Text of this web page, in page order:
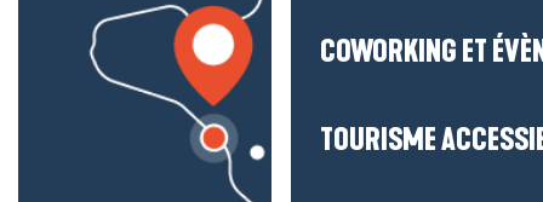
COWORKING ET
TOURISME